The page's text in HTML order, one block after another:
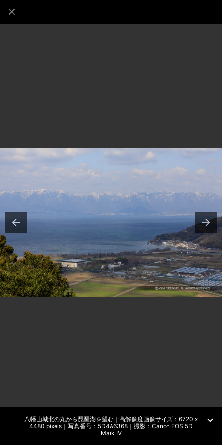
八幡山城北の丸から琵琶湖を望む｜高解像度画像サイズ：6720 x
4480 pixels｜写真番号：5D4A6368｜撮影：Canon EOS 5D
Mark IV